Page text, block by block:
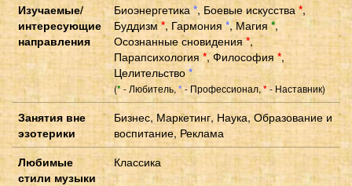
Изучаемые/
интересующие
направления
Биоэнергетика*, Боевые искусства *,
Буддизм*, Гармония*,Магия*,
Осознанные сновидения *,
Парапсихология*,Философия *,
Целительство*
(*- Любитель, *- Профессионал,*- Наставник)
Занятия вне
эзотерики
Бизнес, Маркетинг, Наука, Образование и
воспитание, Реклама
Любимые
стили музыки
Классика